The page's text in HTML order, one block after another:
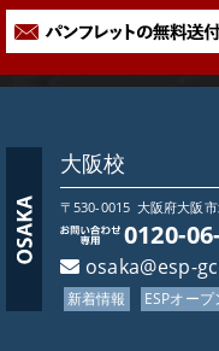
大阪校
〒530-0015 大阪府大阪
0120-
osaka@esp-
新着情報 ESPオー